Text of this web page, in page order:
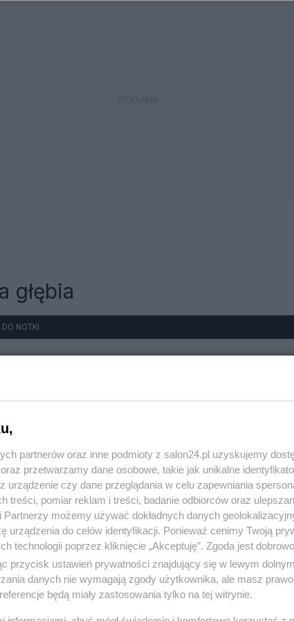
głębia
NOTKI
partnerów oraz inne podmioty z salon24.pl uzyskujemy
przetwarzamy dane osobowe, takie jak unikalne
urządzenie czy dane przeglądania w celu zapewniania
treści, pomiar reklam i treści, badanie odbiorców oraz
możemy używać dokładnych danych
urządzenia do celów identyfikacji. Ponieważ cenimy Twoją
technologii poprzez kliknięcie „Akceptuję”. Zgoda jest
przycisk ustawień prywatności znajdujący się w lewym
danych nie wymagają zgody użytkownika, ale masz
będą miały zastosowania tylko na tej witrynie.